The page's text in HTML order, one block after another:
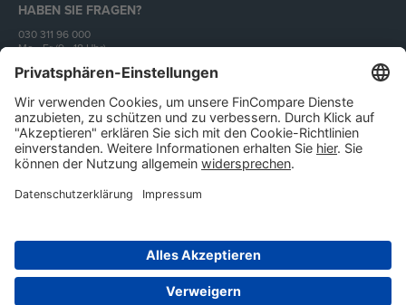
HABEN SIE FRAGEN?
030 311 96 000
Mo - Fr (9 - 18 Uhr)
Unser Angebot richtet sich ausschließlich an Unternehmen.
ImpressumAGBDatenschutzIT-Sicherheit